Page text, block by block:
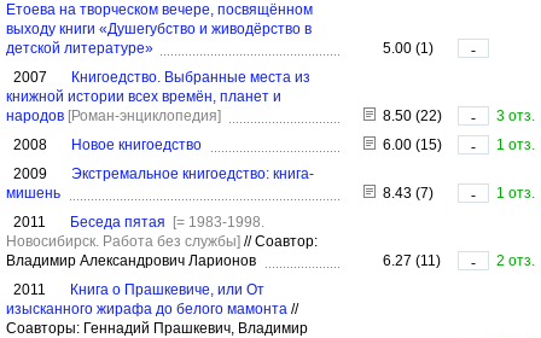
Етоева на творческом вечере, посвящённом
выходу книги «Душегубство и живодёрство в
детской литературе»
5.00 (1)
-
2007
Книгоедство. Выбранные места из
книжной истории всех времён, планет и
народов [Роман-энциклопедия] 8.50 (22) -
3 отз.
2008
Новое книгоедство 6.00 (15) -
1 отз.
2009
Экстремальное книгоедство: книга-
мишень
8.43 (7) -
1 отз.
2011
Беседа пятая
[= 1983-1998.
Новосибирск. Работа без службы] //Соавтор:
Владимир Александрович Ларионов
6.27 (11) -
2 отз.
2011
Книга о Прашкевиче, или От
изысканного жирафа до белого мамонта //
Соавторы: Геннадий Прашкевич, Владимир